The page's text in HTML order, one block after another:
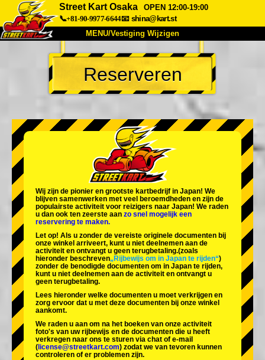
Street Kart Osaka
OPEN 12:00-19:00
📞+81-90-9977-6644📧 shina@kart.st
MENU/Vestiging Wijzigen
TOP
Over Ons Specificaties Prijs
Veelgestelde Vragen
Bedrijf Reserveren
Vestiging Wijzigen
Tokio Shinagawa Tokio Akihabara#1
Tokio Akihabara#2
Tokio Shibuya Annex Tokio Baai
Tokio Asakusa Osaka
Okinawa
Reserveren
Wij zijn de pionier en grootste kartbedrijf in Japan! We
blijven samenwerken met veel beroemdheden en zijn de
populairste activiteit voor reizigers naar Japan! We raden
u dan ook ten zeerste aan zo snel mogelijk een
reservering te maken.
Let op! Als u zonder de vereiste originele documenten bij
onze winkel arriveert, kunt u niet deelnemen aan de
activiteit en ontvangt u geen terugbetaling.(zoals
hieronder beschreven„Rijbewijs om in Japan te rijden“)
zonder de benodigde documenten om in Japan te rijden,
kunt u niet deelnemen aan de activiteit en ontvangt u
geen terugbetaling.
Lees hieronder welke documenten u moet verkrijgen en
zorg ervoor dat u met deze documenten bij onze winkel
aankomt.
We raden u aan om na het boeken van onze activiteit
foto's van uw rijbewijs en de documenten die u heeft
verkregen naar ons te sturen via chat of e-mail
( license@streetkart.com) zodat we van tevoren kunnen
controleren of er problemen zijn.